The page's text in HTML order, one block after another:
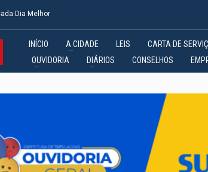
Dia Melhor
INÍCIO A CIDADE LEIS CARTA DE
OUVIDORIA
DIÁRIOS CONSELHOS